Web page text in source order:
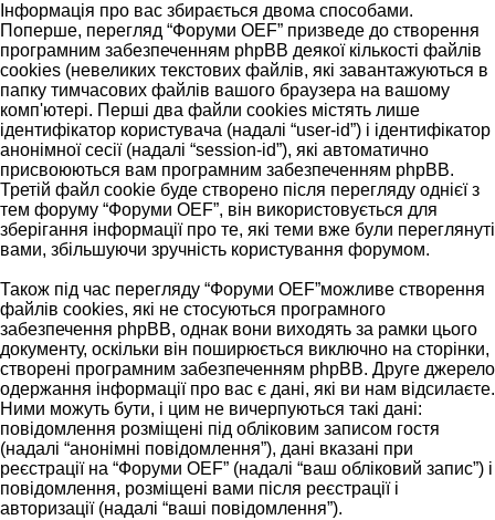
Інформація про вас збирається двома способами.
Поперше, перегляд “Форуми OEF” призведе до створення
програмним забезпеченням phpBB деякої кількості файлів
cookies (невеликих текстових файлів, які завантажуються в
папку тимчасових файлів вашого браузера на вашому
комп'ютері. Перші два файли cookies містять лише
ідентифікатор користувача (надалі “user-id”) і ідентифікатор
анонімної сесії (надалі “session-id”), які автоматично
присвоюються вам програмним забезпеченням phpBB.
Третій файл cookie буде створено після перегляду однієї з
тем форуму “Форуми OEF”, він використовується для
зберігання інформації про те, які теми вже були переглянуті
вами, збільшуючи зручність користування форумом.
Також під час перегляду “Форуми OEF”можливе створення
файлів cookies, які не стосуються програмного
забезпечення phpBB, однак вони виходять за рамки цього
документу, оскільки він поширюється виключно на сторінки,
створені програмним забезпеченням phpBB. Друге джерело
одержання інформації про вас є дані, які ви нам відсилаєте.
Ними можуть бути, і цим не вичерпуються такі дані:
повідомлення розміщені під обліковим записом гостя
(надалі “анонімні повідомлення”), дані вказані при
реєстрації на “Форуми OEF” (надалі “ваш обліковий запис”) і
повідомлення, розміщені вами після реєстрації і
авторизації (надалі “ваші повідомлення”).